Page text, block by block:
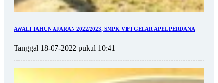
AWALI TAHUN AJARAN 2022/2023, SMPK VIFI GELAR APEL PERDANA
Tanggal 18-07-2022 pukul 10:41